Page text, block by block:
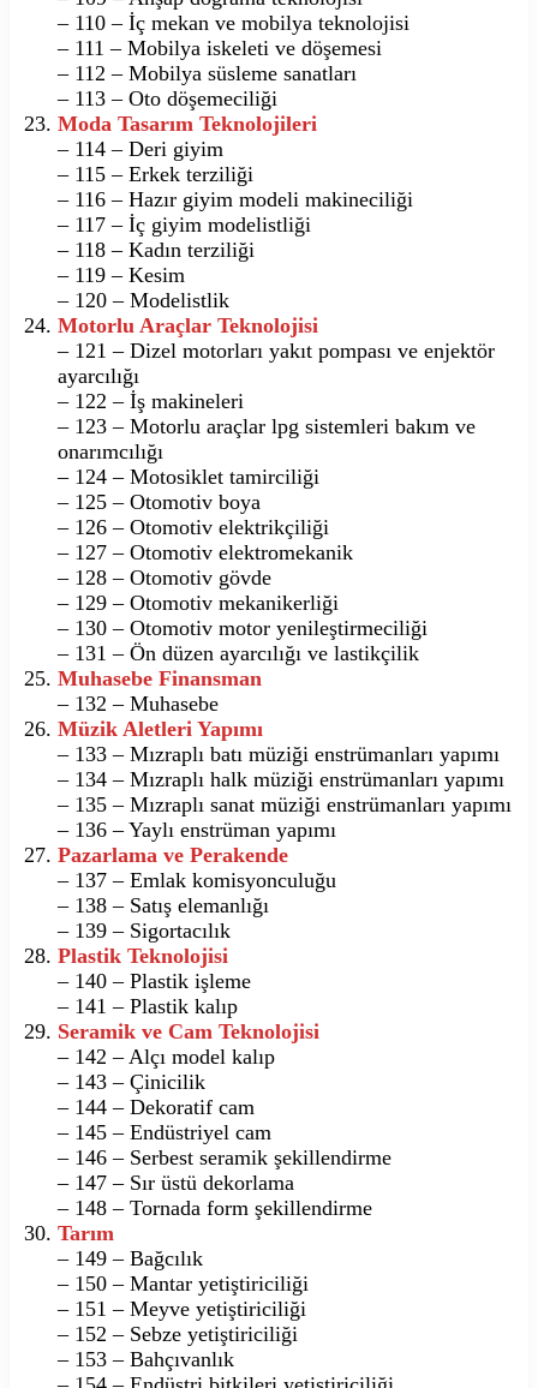
– 110 – İç mekan ve mobilya teknolojisi
– 111 – Mobilya iskeleti ve döşemesi
– 112 – Mobilya süsleme sanatları
– 113 – Oto döşemeciliği
Moda Tasarım Teknolojileri
– 114 – Deri giyim
– 115 – Erkek terziliği
– 116 – Hazır giyim modeli makineciliği
– 117 – İç giyim modelistliği
– 118 – Kadın terziliği
– 119 – Kesim
– 120 – Modelistlik
Motorlu Araçlar Teknolojisi
– 121 – Dizel motorları yakıt pompası ve enjektör
ayarcılığı
– 122 – İş makineleri
– 123 – Motorlu araçlar lpg sistemleri bakım ve
onarımcılığı
– 124 – Motosiklet tamirciliği
– 125 – Otomotiv boya
– 126 – Otomotiv elektrikçiliği
– 127 – Otomotiv elektromekanik
– 128 – Otomotiv gövde
– 129 – Otomotiv mekanikerliği
– 130 – Otomotiv motor yenileştirmeciliği
– 131 – Ön düzen ayarcılığı ve lastikçilik
Muhasebe Finansman
– 132 – Muhasebe
Müzik Aletleri Yapımı
– 133 – Mızraplı batı müziği enstrümanları yapımı
– 134 – Mızraplı halk müziği enstrümanları yapımı
– 135 – Mızraplı sanat müziği enstrümanları yapımı
– 136 – Yaylı enstrüman yapımı
Pazarlama ve Perakende
– 137 – Emlak komisyonculuğu
– 138 – Satış elemanlığı
– 139 – Sigortacılık
Plastik Teknolojisi
– 140 – Plastik işleme
– 141 – Plastik kalıp
Seramik ve Cam Teknolojisi
– 142 – Alçı model kalıp
– 143 – Çinicilik
– 144 – Dekoratif cam
– 145 – Endüstriyel cam
– 146 – Serbest seramik şekillendirme
– 147 – Sır üstü dekorlama
– 148 – Tornada form şekillendirme
Tarım
– 149 – Bağcılık
– 150 – Mantar yetiştiriciliği
– 151 – Meyve yetiştiriciliği
– 152 – Sebze yetiştiriciliği
– 153 – Bahçıvanlık